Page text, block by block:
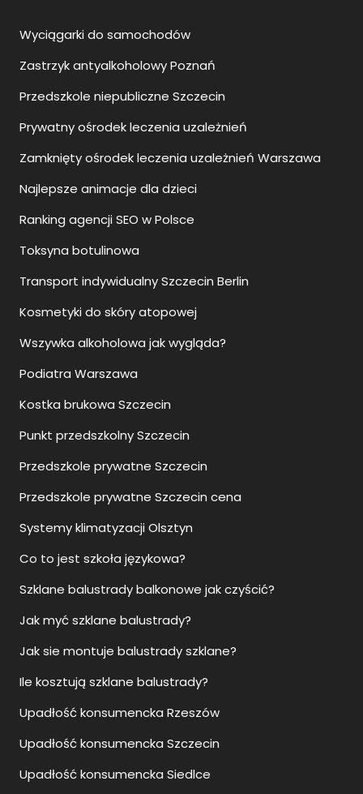
Wyciągarki do samochodów
Zastrzyk antyalkoholowy Poznań
Przedszkole niepubliczne Szczecin
Prywatny ośrodek leczenia uzależnień
Zamknięty ośrodek leczenia uzależnień Warszawa
Najlepsze animacje dla dzieci
Ranking agencji SEO w Polsce
Toksyna botulinowa
Transport indywidualny Szczecin Berlin
Kosmetyki do skóry atopowej
Wszywka alkoholowa jak wygląda?
Podiatra Warszawa
Kostka brukowa Szczecin
Punkt przedszkolny Szczecin
Przedszkole prywatne Szczecin
Przedszkole prywatne Szczecin cena
Systemy klimatyzacji Olsztyn
Co to jest szkoła językowa?
Szklane balustrady balkonowe jak czyścić?
Jak myć szklane balustrady?
Jak sie montuje balustrady szklane?
Ile kosztują szklane balustrady?
Upadłość konsumencka Rzeszów
Upadłość konsumencka Szczecin
Upadłość konsumencka Siedlce